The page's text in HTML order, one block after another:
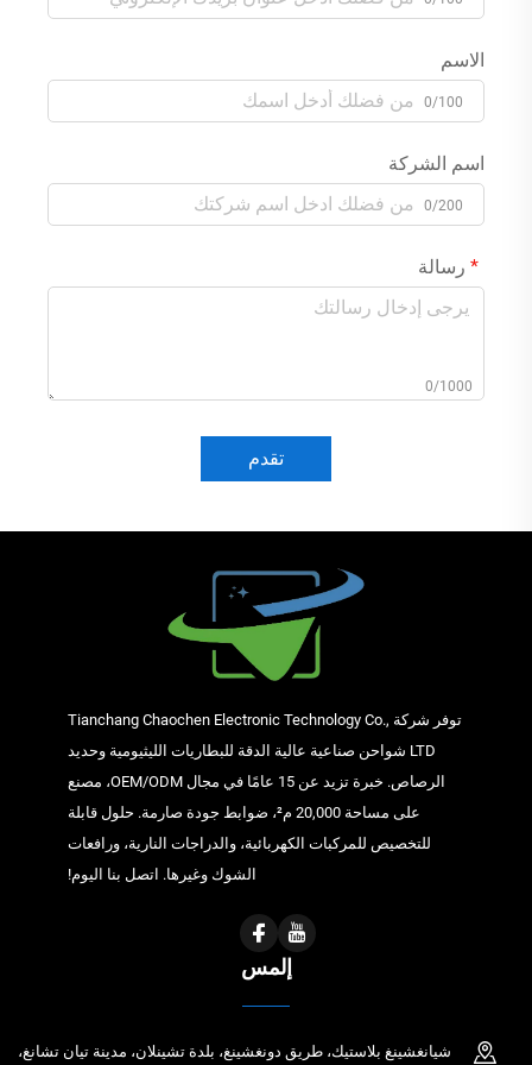
الاسم
0/100
اسم الشركة
0/200
رسالة
0/1000
تقدم
توفر شركة Tianchang Chaochen Electronic Technology Co.,
LTD شواحن صناعية عالية الدقة للبطاريات الليثيومية وحديد
الرصاص. خبرة تزيد عن 15 عامًا في مجال OEM/ODM، مصنع
على مساحة 20,000 م²، ضوابط جودة صارمة. حلول قابلة
للتخصيص للمركبات الكهربائية، والدراجات النارية، ورافعات
الشوك وغيرها. اتصل بنا اليوم!
إلمس
شيانغشينغ بلاستيك، طريق دونغشينغ، بلدة تشينلان، مدينة تيان تشانغ،